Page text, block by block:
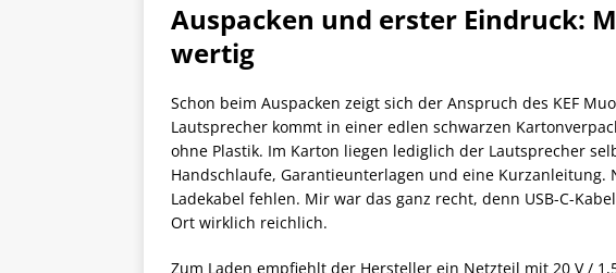
Auspacken und erster Eindruck:
wertig
Schon beim Auspacken zeigt sich der Anspruch des KEF
Lautsprecher kommt in einer edlen schwarzen
ohne Plastik. Im Karton liegen lediglich der Lautsprecher
Handschlaufe, Garantieunterlagen und eine Kurzanleitung.
Ladekabel fehlen. Mir war das ganz recht, denn USB-C-
Ort wirklich reichlich.
Zum Laden empfiehlt der Hersteller ein Netzteil mit 20 V /